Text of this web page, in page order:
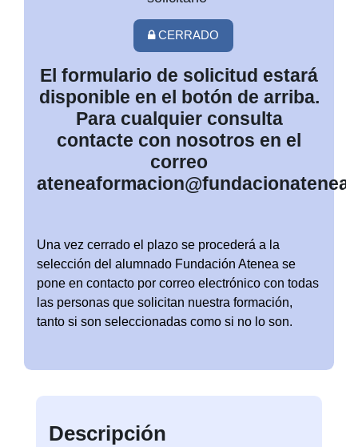
CERRADO
El formulario de solicitud estará
disponible en el botón de arriba.
Para cualquier consulta
contacte con nosotros en el
correo
Una vez cerrado el plazo se procederá a la
selección del alumnado Fundación Atenea se
pone en contacto por correo electrónico con todas
las personas que solicitan nuestra formación,
tanto si son seleccionadas como si no lo son.
Descripción